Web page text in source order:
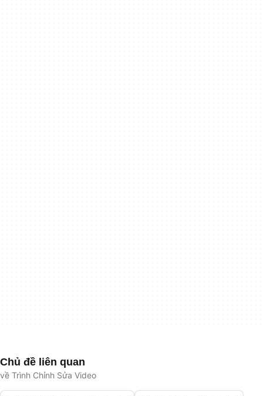
Chủ đề liên quan
về Trình Chỉnh Sửa Video